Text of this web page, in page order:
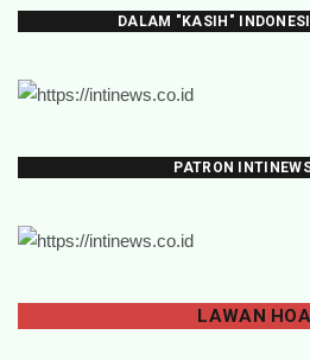
DALAM "KASIH"
PATRON
LAWAN